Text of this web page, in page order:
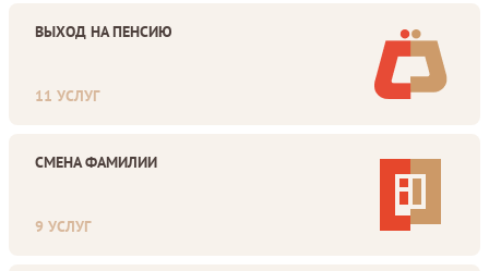
ВЫХОД НА ПЕНСИЮ
11 УСЛУГ
СМЕНА ФАМИЛИИ
9 УСЛУГ